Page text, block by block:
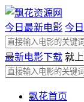
今日最新电影 今
最新电影下载 就
飘花首页